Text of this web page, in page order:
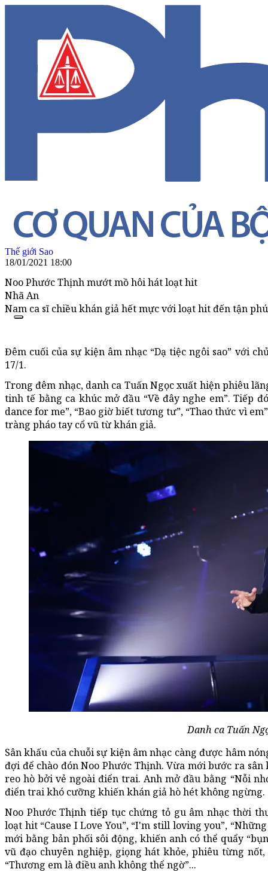
Thế giới Sao
18/01/2021 18:00
Noo Phước Thịnh mướt mồ hôi hát loạt hit
Nhã An
Nam ca sĩ chiều khán giả hết mực với loạt hit đến tận
Đêm cuối của sự kiện âm nhạc “Dạ tiệc ngôi sao” với
17/1.
Trong đêm nhạc, danh ca Tuấn Ngọc xuất hiện phiêu
tinh tế bằng ca khúc mở đầu “Về đây nghe em”. Tiếp
dance for me”, “Bao giờ biết tương tư”, “Thao thức vì
tràng pháo tay cổ vũ từ khán giả.
Danh ca Tuấn
Sân khấu của chuỗi sự kiện âm nhạc càng được hâm
đợi để chào đón Noo Phước Thịnh. Vừa mới bước ra
reo hò bởi vẻ ngoài điển trai. Anh mở đầu bằng “Nỗi
điển trai khó cưỡng khiến khán giả hò hét không ngừng.
Noo Phước Thịnh tiếp tục chứng tỏ gu âm nhạc thời
loạt hit “Cause I Love You”, “I'm still loving you”,
mới bằng bản phối sôi động, khiến anh có thể quẩy
vũ đạo chuyên nghiệp, giọng hát khỏe, phiêu từng
“Thương em là điều anh không thể ngờ”...